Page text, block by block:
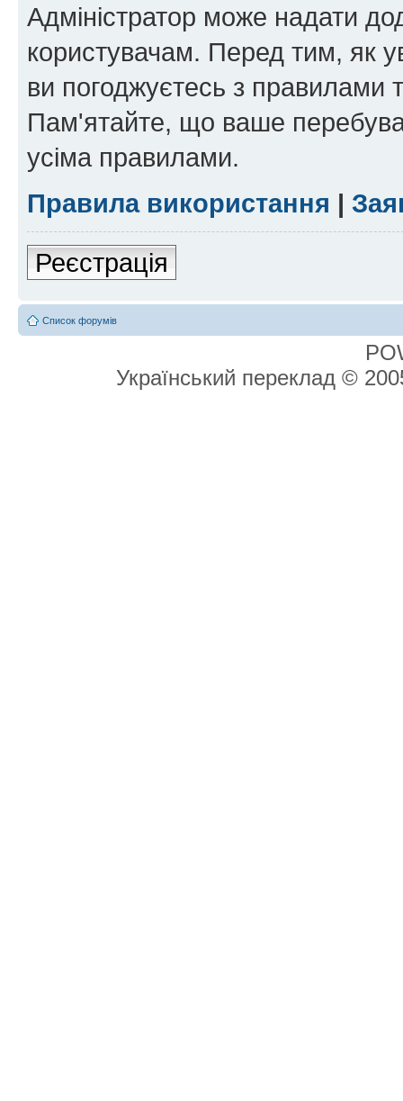
Адміністратор може надати
користувачам. Перед тим, як
ви погоджуєтесь з правилами
Пам'ятайте, що ваше
усіма правилами.
Правила використання |
Реєстрація
Список форумів
Український переклад ©